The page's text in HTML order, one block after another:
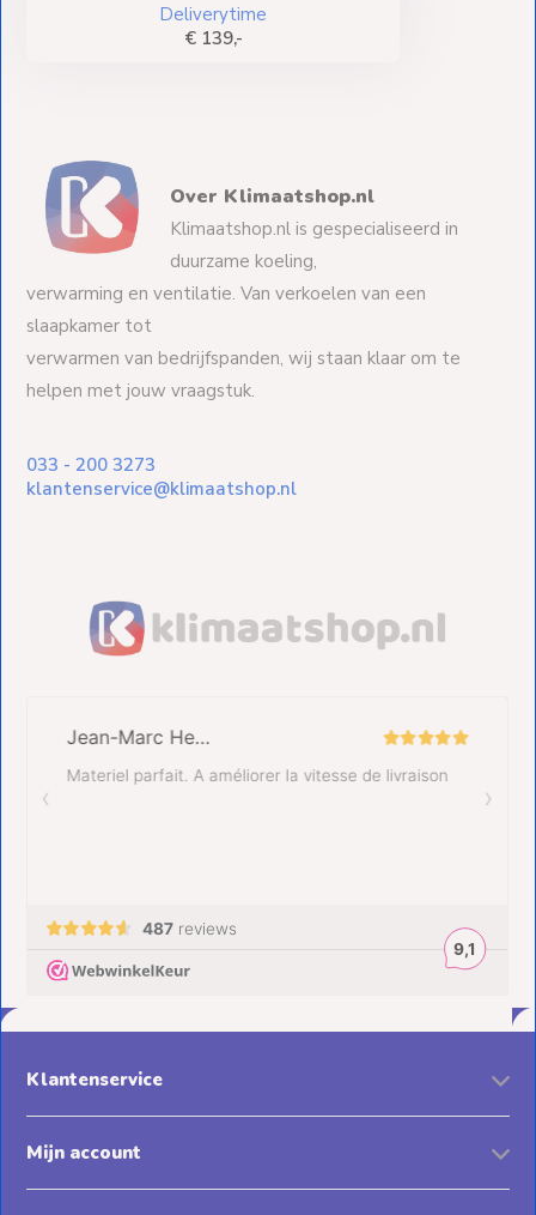
Deliverytime
€ 139,-
Over Klimaatshop.nl
Klimaatshop.nl is gespecialiseerd in
duurzame koeling,
verwarming en ventilatie. Van verkoelen van een
slaapkamer tot
verwarmen van bedrijfspanden, wij staan klaar om te
helpen met jouw vraagstuk.
033 - 200 3273
klantenservice@klimaatshop.nl
Klantenservice
Mijn account